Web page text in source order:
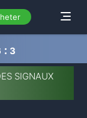
Toggle
navigation
3
SIGNAUX